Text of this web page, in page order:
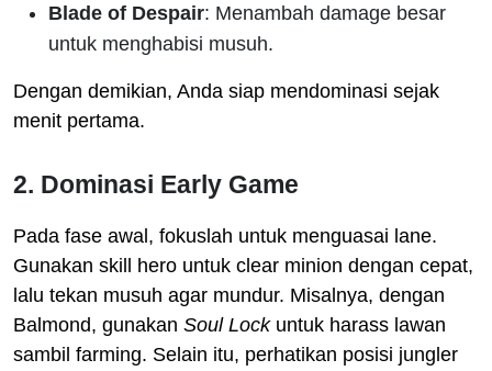
Blade of Despair: Menambah damage besar
untuk menghabisi musuh.
Dengan demikian, Anda siap mendominasi sejak
menit pertama.
2. Dominasi Early Game
Pada fase awal, fokuslah untuk menguasai lane.
Gunakan skill hero untuk clear minion dengan cepat,
lalu tekan musuh agar mundur. Misalnya, dengan
Balmond, gunakan Soul Lockuntuk harass lawan
sambil farming. Selain itu, perhatikan posisi jungler